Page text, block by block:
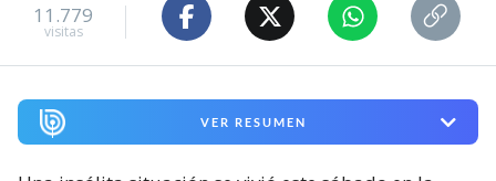
11.779
visitas
VER RESUMEN